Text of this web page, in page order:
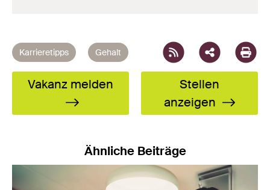
Karrieretipps Gehalt
Vakanz melden
Stellen
anzeigen
Ähnliche Beiträge